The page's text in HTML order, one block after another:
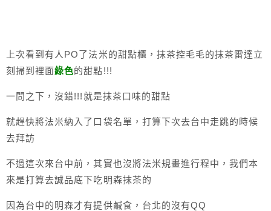
上次看到有人PO了法米的甜點櫃，抹茶控毛毛的抹茶雷達立
刻掃到裡面綠色的甜點!!!
一問之下，沒錯!!!就是抹茶口味的甜點
就趕快將法米納入了口袋名單，打算下次去台中走跳的時候
去拜訪
不過這次來台中前，其實也沒將法米規畫進行程中，我們本
來是打算去誠品底下吃明森抹茶的
因為台中的明森才有提供鹹食，台北的沒有QQ